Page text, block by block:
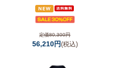
定価80,300円
56,210円(税込)